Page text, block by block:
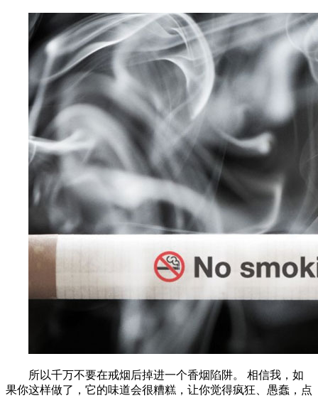
所以千万不要在戒烟后掉进一个香烟陷阱。 相信我，如
果你这样做了，它的味道会很糟糕，让你觉得疯狂、愚蠢，点